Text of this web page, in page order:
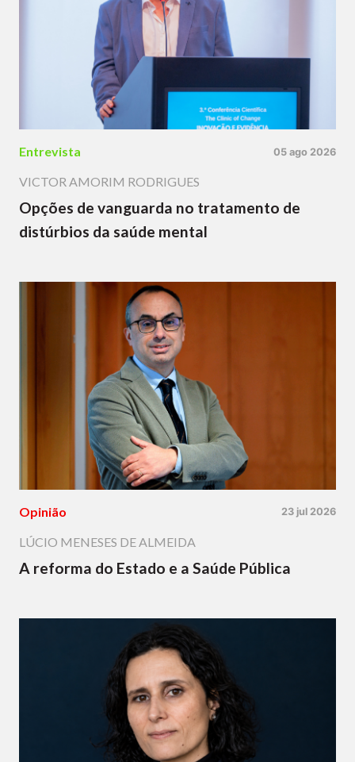
Entrevista 05 ago 2026
VICTOR AMORIM RODRIGUES
Opções de vanguarda no tratamento de
distúrbios da saúde mental
Opinião 23 jul 2026
LÚCIO MENESES DE ALMEIDA
A reforma do Estado e a Saúde Pública